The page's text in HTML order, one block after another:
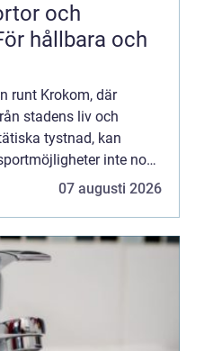
och
hållbara och
runt Krokom, där
stadens liv och
tystnad, kan
inte nog
07 augusti 2026